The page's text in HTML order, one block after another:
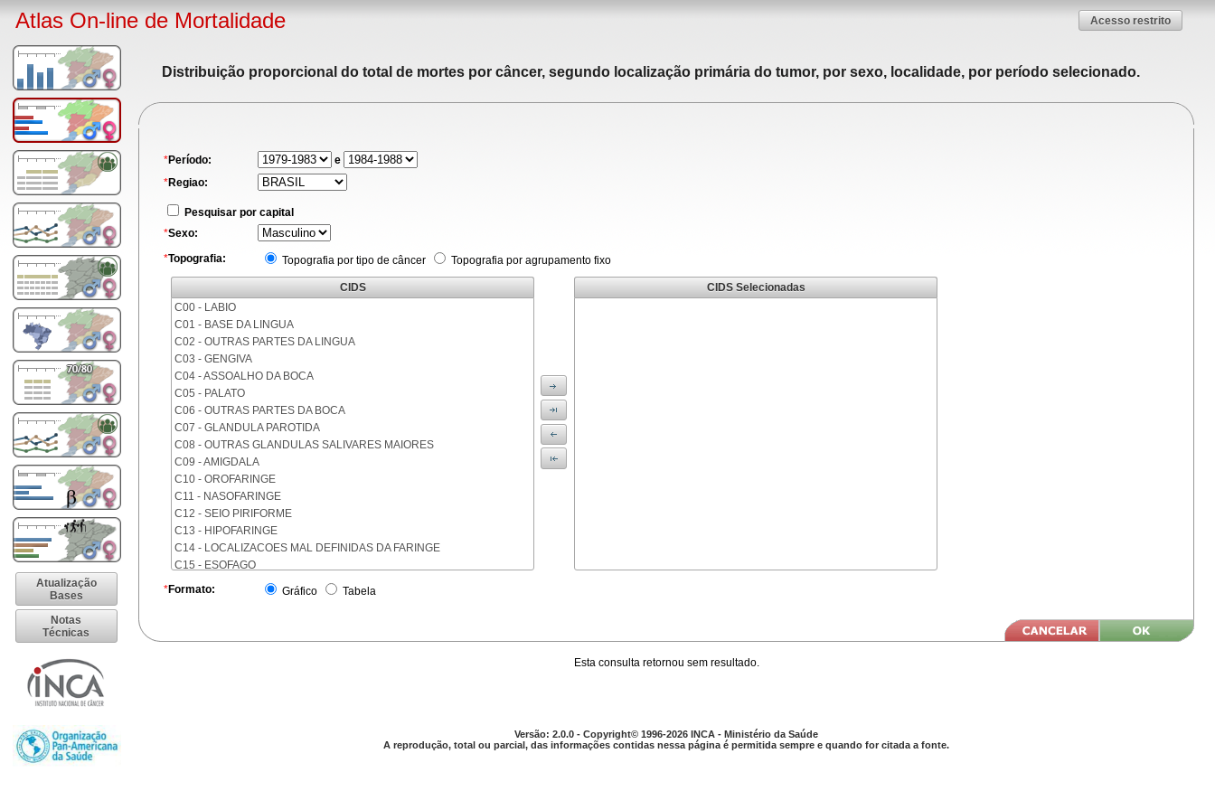
Atlas On-line de Mortalidade Acesso restrito
Atualização
Bases
Notas
Técnicas
Distribuição proporcional do total de mortes por câncer, segundo localização primária do tumor, por sexo, localidade, por período selecionado.
*Período:
e
*Regiao:
Pesquisar por capital
*Sexo:
*Topografia: Topografia por tipo de câncer Topografia por agrupamento fixo
CIDS
C00 - LABIO
C01 - BASE DA LINGUA
C02 - OUTRAS PARTES DA LINGUA
C03 - GENGIVA
C04 - ASSOALHO DA BOCA
C05 - PALATO
C06 - OUTRAS PARTES DA BOCA
C07 - GLANDULA PAROTIDA
C08 - OUTRAS GLANDULAS SALIVARES MAIORES
C09 - AMIGDALA
C10 - OROFARINGE
C11 - NASOFARINGE
C12 - SEIO PIRIFORME
C13 - HIPOFARINGE
C14 - LOCALIZACOES MAL DEFINIDAS DA FARINGE
C15 - ESOFAGO
C26 - LOCALIZACOES MAL DEFINIDAS NO APARELHO DIGESTIVO
CIDS Selecionadas
*Formato: Gráfico Tabela
Esta consulta retornou sem resultado.
Versão: 2.0.0 - Copyright© 1996-2026 INCA - Ministério da Saúde
A reprodução, total ou parcial, das informações contidas nessa página é permitida sempre e quando for citada a fonte.